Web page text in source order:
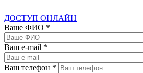
ДОСТУП ОНЛАЙН
Ваше ФИО *
Ваш e-mail *
Ваш телефон *